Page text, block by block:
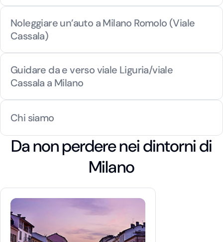
Noleggiare un’auto a Milano Romolo (Viale
Cassala)
Guidare da e verso viale Liguria/viale
Cassala a Milano
Chi siamo
Da non perdere nei dintorni di
Milano